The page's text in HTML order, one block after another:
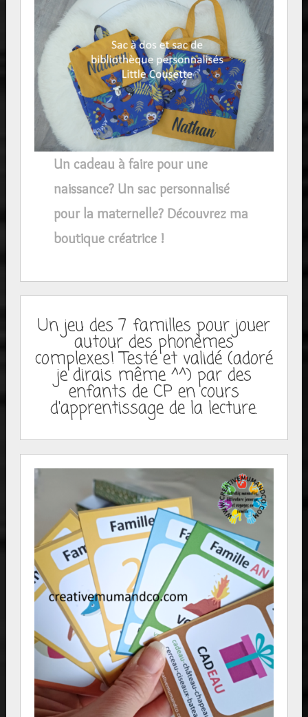
Un cadeau à faire pour une
naissance? Un sac personnalisé
pour la maternelle? Découvrez ma
boutique créatrice !
Un jeu des 7 familles pour jouer
autour des phonèmes
complexes! Testé et validé (adoré
je dirais même ^^) par des
enfants de CP en cours
d'apprentissage de la lecture.